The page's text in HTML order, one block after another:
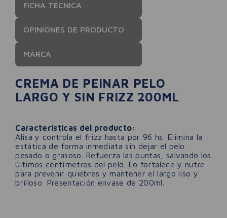
FICHA TÉCNICA
OPINIONES DE PRODUCTO
MARCA
CREMA DE PEINAR PELO
LARGO Y SIN FRIZZ 200ML
Caracteristicas del producto:
Alisa y controla el frizz hasta por 96 hs. Elimina la
estática de forma inmediata sin dejar el pelo
pesado o grasoso. Refuerza las puntas, salvando los
últimos centímetros del pelo. Lo fortalece y nutre
para prevenir quiebres y mantener el largo liso y
brilloso. Presentación envase de 200ml.